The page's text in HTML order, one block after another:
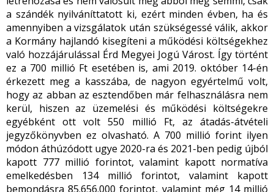
a szándék nyilváníttatott ki, ezért minden évben, ha és
amennyiben a vizsgálatok után szükségessé válik, akkor
a Kormány hajlandó kisegíteni a működési költségekhez
való hozzájárulással Érd Megyei Jogú Várost. Így történt
ez a 700 millió Ft esetében is, ami 2019. október 14-én
érkezett meg a kasszába, de nagyon egyértelmű volt,
hogy az abban az esztendőben már felhasználásra nem
kerül, hiszen az üzemelési és működési költségekre
egyébként ott volt 550 millió Ft, az átadás-átvételi
jegyzőkönyvben ez olvasható. A 700 millió forint ilyen
módon áthúzódott ugye 2020-ra és 2021-ben pedig újból
kapott 777 millió forintot, valamint kapott normatíva
emelkedésben 134 millió forintot, valamint kapott
bemondásra 85.656.000 forintot, valamint még 14 millió